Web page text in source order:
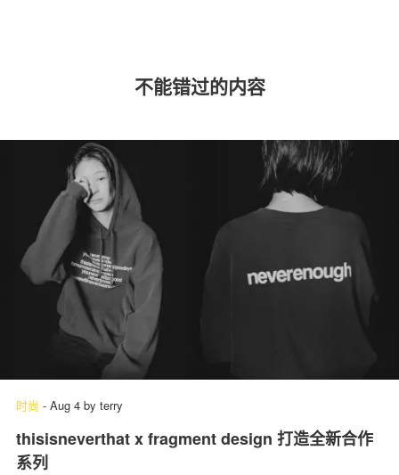
不能错过的内容
时尚 - Aug 4 by terry
thisisneverthat x fragment design 打造全新合作
系列